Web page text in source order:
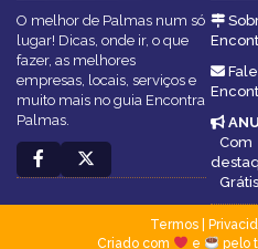
O melhor de Palmas num só
lugar! Dicas, onde ir, o que
fazer, as melhores
empresas, locais, serviços e
muito mais no guia Encontra
Palmas.
Com
Grátis
Termos|
Criado com
e pelo